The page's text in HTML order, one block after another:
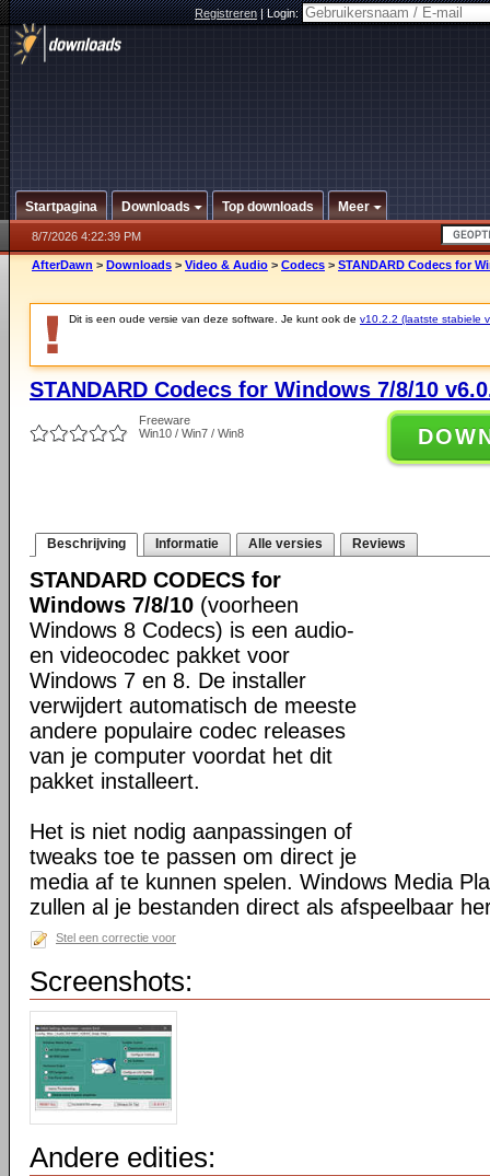
Registreren|Login:
Startpagina Downloads Top downloads Meer
8/7/2026 4:22:39 PM
AfterDawn > Downloads > Video & Audio > Codecs > STANDARD Codecs for
Dit is een oude versie van deze software. Je kunt ook de v10.2.2 (laatste stabiele
STANDARD Codecs for Windows 7/8/10
Freeware
Win10 / Win7 / Win8
Beschrijving Informatie Alle versies Reviews
STANDARD CODECS for
Windows 7/8/10 (voorheen
Windows 8 Codecs) is een audio-
en videocodec pakket voor
Windows 7 en 8. De installer
verwijdert automatisch de meeste
andere populaire codec releases
van je computer voordat het dit
pakket installeert.
Het is niet nodig aanpassingen of
tweaks toe te passen om direct je
media af te kunnen spelen. Windows Media
zullen al je bestanden direct als afspeelbaar
Stel een correctie voor
Screenshots:
Andere edities: